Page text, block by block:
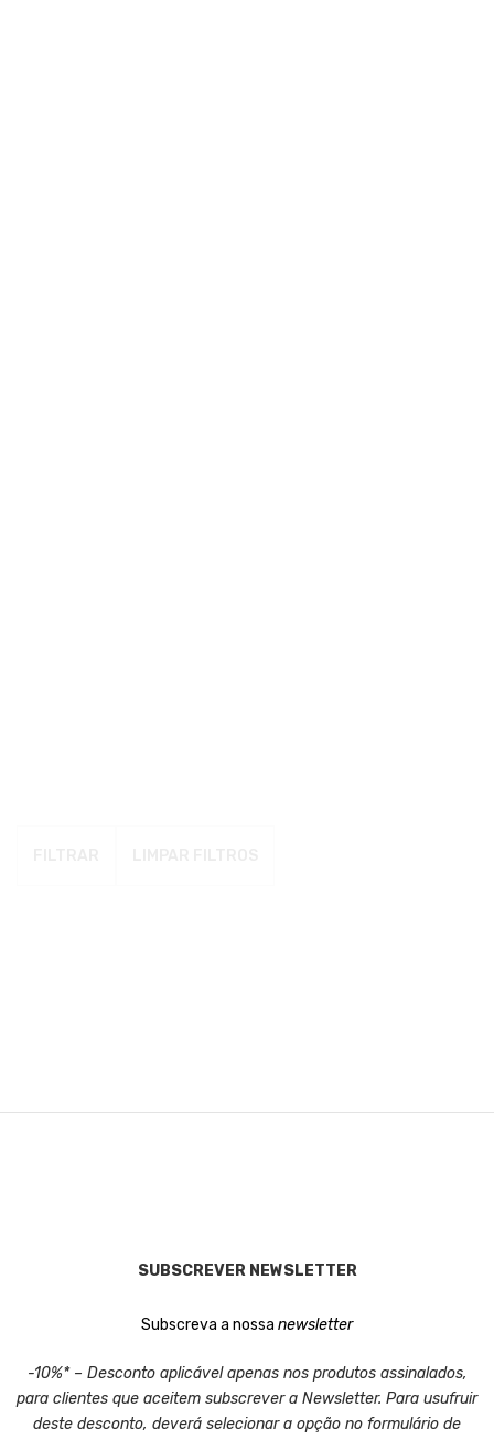
SUBSCREVER NEWSLETTER
Subscreva a nossa newsletter
-10%* – Desconto aplicável apenas nos produtos assinalados,
para clientes que aceitem subscrever a Newsletter. Para usufruir
deste desconto, deverá selecionar a opção no formulário de